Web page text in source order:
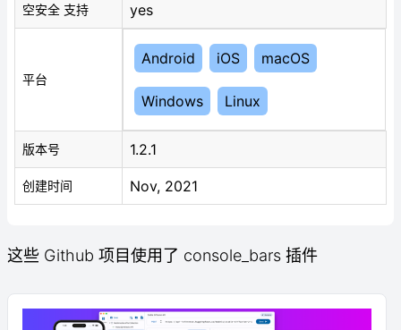
空安全 支持 yes
平台
Android iOS macOS
Windows Linux
版本号 1.2.1
创建时间 Nov, 2021
这些 Github 项目使用了 console_bars 插件